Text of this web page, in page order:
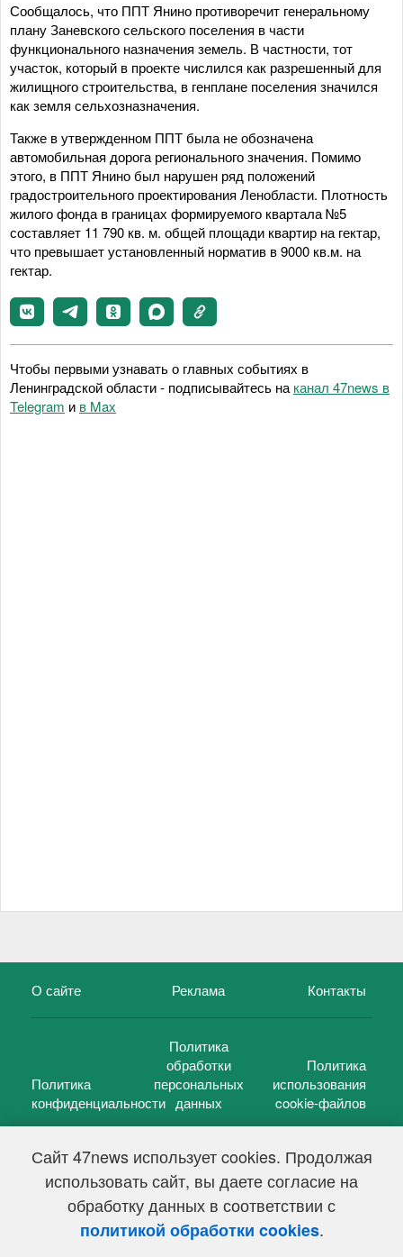
Сайт 47news использует cookies. Продолжая
использовать сайт, вы даете согласие на
обработку данных в соответствии с
политикой обработки cookies.
Сообщалось, что ППТ Янино противоречит генеральному
плану Заневского сельского поселения в части
функционального назначения земель. В частности, тот
участок, который в проекте числился как разрешенный для
жилищного строительства, в генплане поселения значился
как земля сельхозназначения.
Также в утвержденном ППТ была не обозначена
автомобильная дорога регионального значения. Помимо
этого, в ППТ Янино был нарушен ряд положений
градостроительного проектирования Ленобласти. Плотность
жилого фонда в границах формируемого квартала №5
составляет 11 790 кв. м. общей площади квартир на гектар,
что превышает установленный норматив в 9000 кв.м. на
гектар.
Чтобы первыми узнавать о главных событиях в
Ленинградской области - подписывайтесь на канал 47news в
Telegram и в Maх
О сайте Реклама Контакты
Политика
конфиденциальности
Политика
обработки
персональных
данных
Политика
использования
cookie-файлов
47 новостей (47 news)2005 — 2026 г.
Свидетельство о регистрации СМИ Эл № ФС 77-39848, выдано
Федеральной службой по надзору в сфере связи,
информационных технологий и массовых коммуникаций